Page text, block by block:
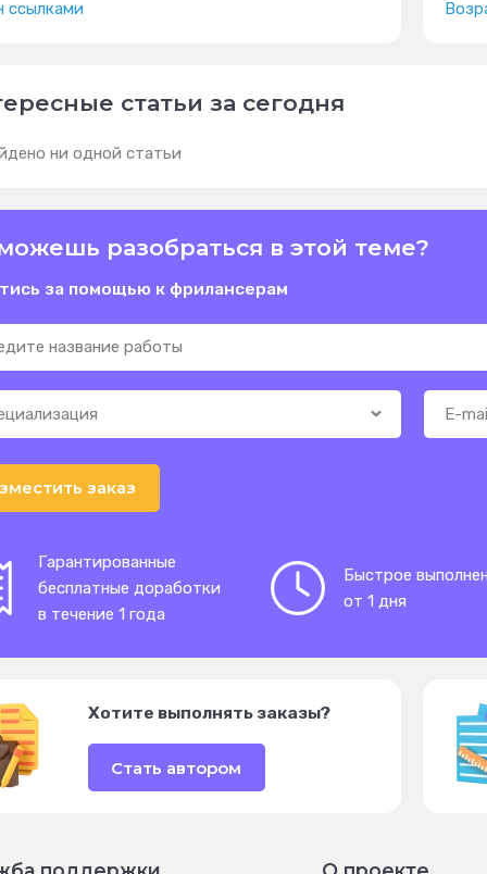
ссылками
статьи за сегодня
ни одной статьи
разобраться в этой теме?
за помощью к фрилансерам
заказ
Гарантированные
бесплатные доработки
в течение 1 года
Быстрое
от 1 дня
Хотите выполнять заказы?
Стать автором